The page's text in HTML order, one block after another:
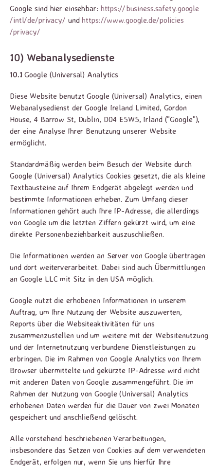
Google sind hier einsehbar: https://business.safety.google
/intl/de/privacy/ undhttps://www.google.de/policies
/privacy/
10) Webanalysedienste
10.1 Google (Universal) Analytics
Diese Website benutzt Google (Universal) Analytics, einen
Webanalysedienst der Google Ireland Limited, Gordon
House, 4 Barrow St, Dublin, D04 E5W5, Irland ("Google"),
der eine Analyse Ihrer Benutzung unserer Website
ermöglicht.
Standardmäßig werden beim Besuch der Website durch
Google (Universal) Analytics Cookies gesetzt, die als kleine
Textbausteine auf Ihrem Endgerät abgelegt werden und
bestimmte Informationen erheben. Zum Umfang dieser
Informationen gehört auch Ihre IP-Adresse, die allerdings
von Google um die letzten Ziffern gekürzt wird, um eine
direkte Personenbeziehbarkeit auszuschließen.
Die Informationen werden an Server von Google übertragen
und dort weiterverarbeitet. Dabei sind auch Übermittlungen
an Google LLC mit Sitz in den USA möglich.
Google nutzt die erhobenen Informationen in unserem
Auftrag, um Ihre Nutzung der Website auszuwerten,
Reports über die Websiteaktivitäten für uns
zusammenzustellen und um weitere mit der Websitenutzung
und der Internetnutzung verbundene Dienstleistungen zu
erbringen. Die im Rahmen von Google Analytics von Ihrem
Browser übermittelte und gekürzte IP-Adresse wird nicht
mit anderen Daten von Google zusammengeführt. Die im
Rahmen der Nutzung von Google (Universal) Analytics
erhobenen Daten werden für die Dauer von zwei Monaten
gespeichert und anschließend gelöscht.
Alle vorstehend beschriebenen Verarbeitungen,
insbesondere das Setzen von Cookies auf dem verwendeten
Endgerät, erfolgen nur, wenn Sie uns hierfür Ihre